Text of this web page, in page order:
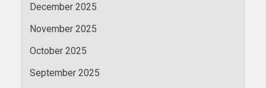
December 2025
November 2025
October 2025
September 2025